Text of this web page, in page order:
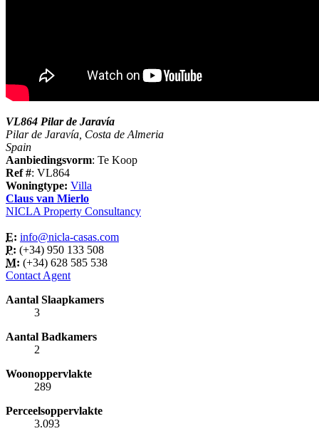
VL864 Pilar de Jaravía
Pilar de Jaravía, Costa de Almeria
Spain
Aanbiedingsvorm: Te Koop
Ref #: VL864
Woningtype: Villa
Claus van Mierlo
NICLA Property Consultancy
E: info@nicla-casas.com
P: (+34) 950 133 508
M: (+34) 628 585 538
Contact Agent
Aantal Slaapkamers
3
Aantal Badkamers
2
Woonoppervlakte
289
Perceelsoppervlakte
3.093